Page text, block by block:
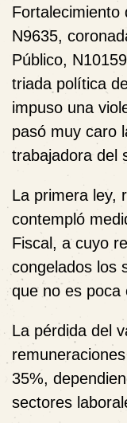
Fortalecimiento
N9635,
Público,
triada política
impuso una
pasó muy caro
trabajadora del
La primera ley,
contempló
Fiscal, a cuyo
congelados los
que no es poca
La pérdida del
35%,
sectores